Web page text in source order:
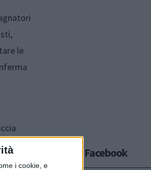
i cookie, e
le
Seguici su Facebook